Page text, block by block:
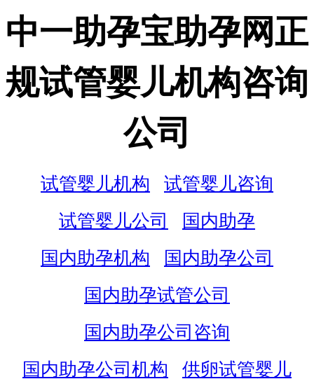
中一助孕宝助孕网正
规试管婴儿机构咨询
公司
试管婴儿机构
试管婴儿咨询
试管婴儿公司
国内助孕
国内助孕机构
国内助孕公司
国内助孕试管公司
国内助孕公司咨询
国内助孕公司机构
供卵试管婴儿